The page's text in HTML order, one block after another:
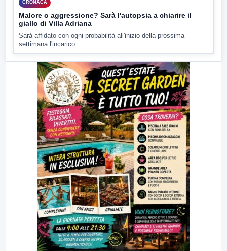
CRONACA
Malore o aggressione? Sarà l'autopsia a chiarire il
giallo di Villa Adriana
Sarà affidato con ogni probabilità all'inizio della prossima
settimana l'incarico...